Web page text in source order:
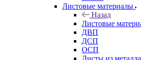
Листовые материалы
Назад
Листовые
ДВП
ДСП
ОСП
Листы из металла